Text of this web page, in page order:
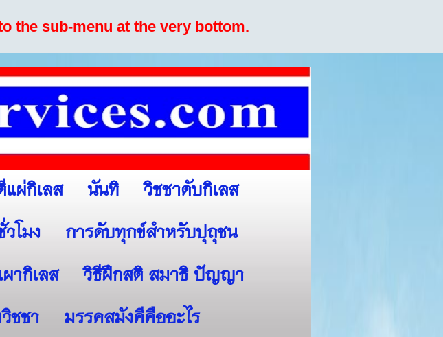
the sub-menu at the very bottom.
ผ่กิเลส นันทิ
วิชชาดับกิเลส
โมง
การดับทุกข์สำหรับปุถุชน
ผากิเลส
วิธีฝึกสติ สมาธิ ปัญญา
ชชา มรรคสมังคีคืออะไร